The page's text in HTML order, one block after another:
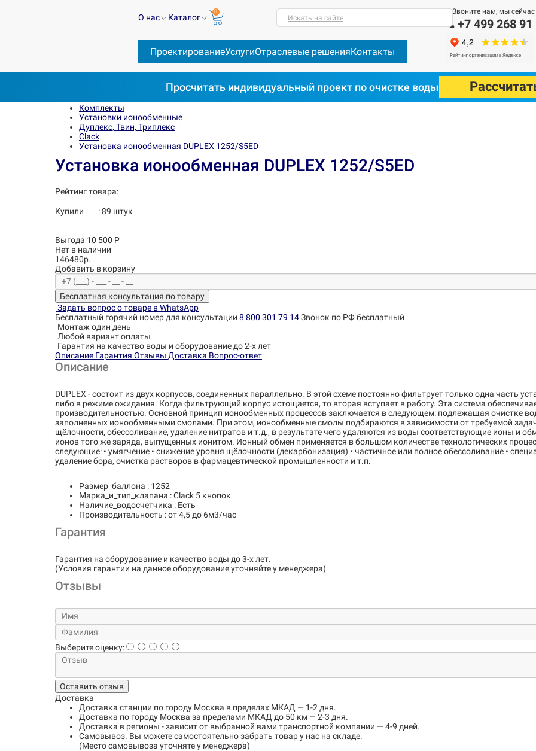
О нас Каталог
0
ПроектированиеУслугиОтраслевые решенияКонтакты
Звоните нам, мы
+7 499 268 91
Искать на сайте
Просчитать индивидуальный проект по очистке воды
Комплекты
Установки ионообменные
Дуплекс, Твин, Триплекс
Clack
Установка ионообменная DUPLEX 1252/S5ED
Установка ионообменная DUPLEX 1252/S5ED
Рейтинг товара:
Купили :89 штук
Выгода 10 500 Р
Нет в наличии
146480р.
Добавить в корзину
Бесплатная консультация по товару
Задать вопрос о товаре в WhatsApp
Бесплатный горячий номер для консультации 8 800 301 79 14Звонок по РФ бесплатный
Монтаж один день
Любой вариант оплаты
Гарантия на качество воды и оборудование до 2-х лет
Описание Гарантия Отзывы Доставка Вопрос-ответ
Описание
DUPLEX - состоит из двух корпусов, соединенных параллельно. В этой схеме постоянно фильтрует только одна часть
либо в режиме ожидания. Когда фильтрующий корпус истощается, то вторая вступает в работу. Эта система
производительностью. Основной принцип ионообменных процессов заключается в следующем: подлежащая очистке
заполненных ионообменными смолами. При этом, ионообменные смолы подбираются в зависимости от требуемой
щёлочности, обессоливание, удаление нитратов и т.д., в результате чего удаляются из воды соответствующие ионы и
ионов того же заряда, выпущенных ионитом. Ионный обмен применяется в большом количестве технологических
следующие: • умягчение • снижение уровня щёлочности (декарбонизация) • частичное или полное обессоливание •
удаление бора, очистка растворов в фармацевтической промышленности и т.п.
Размер_баллона : 1252
Марка_и_тип_клапана : Clack 5 кнопок
Наличие_водосчетчика : Есть
Производительность : от 4,5 до 6м3/час
Гарантия
Гарантия на оборудование и качество воды до 3-х лет.
(Условия гарантии на данное оборудование уточняйте у менеджера)
Отзывы
Выберите оценку:
Оставить отзыв
Доставка
Доставка станции по городу Москва в пределах МКАД — 1-2 дня.
Доставка по городу Москва за пределами МКАД до 50 км — 2-3 дня.
Доставка в регионы - зависит от выбранной вами транспортной компании — 4-9 дней.
Самовывоз. Вы можете самостоятельно забрать товар у нас на складе.
(Место самовывоза уточняте у менеджера)